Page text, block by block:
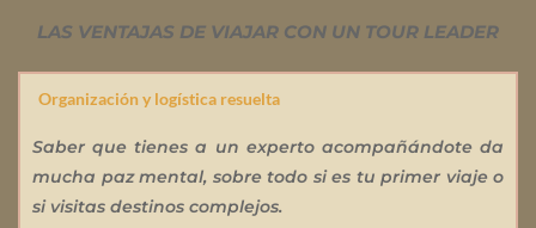
LAS VENTAJAS DE VIAJAR CON UN TOUR LEADER
Organización y logística resuelta
Saber que tienes a un experto acompañándote da
mucha paz mental, sobre todo si es tu primer viaje o
si visitas destinos complejos.